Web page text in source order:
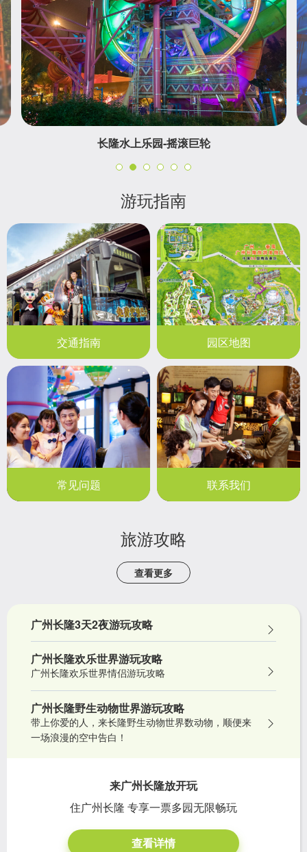
长隆水上乐园-摇滚巨轮
游玩指南
交通指南 园区地图
常见问题 联系我们
旅游攻略
查看更多
广州长隆3天2夜游玩攻略
广州长隆欢乐世界游玩攻略
广州长隆欢乐世界情侣游玩攻略
广州长隆野生动物世界游玩攻略
带上你爱的人，来长隆野生动物世界数动物，顺便来
一场浪漫的空中告白！
来广州长隆放开玩
住广州长隆 专享一票多园无限畅玩
查看详情